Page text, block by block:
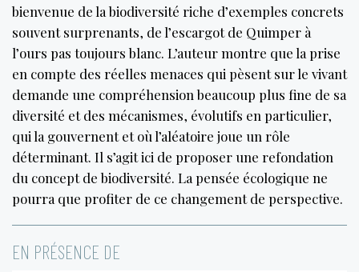
bienvenue de la biodiversité riche d’exemples concrets
souvent surprenants, de l’escargot de Quimper à
l’ours pas toujours blanc. L’auteur montre que la prise
en compte des réelles menaces qui pèsent sur le vivant
demande une compréhension beaucoup plus fine de sa
diversité et des mécanismes, évolutifs en particulier,
qui la gouvernent et où l’aléatoire joue un rôle
déterminant. Il s’agit ici de proposer une refondation
du concept de biodiversité. La pensée écologique ne
pourra que profiter de ce changement de perspective.
EN PRÉSENCE DE